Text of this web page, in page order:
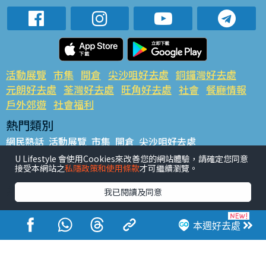
本週好去處
活動展覽 市集 開倉 尖沙咀好去處 銅鑼灣好去處
元朗好去處 荃灣好去處 旺角好去處 社會 餐廳情報
戶外郊遊 社會福利
熱門類別
網民熱話 活動展覽 市集 開倉 尖沙咀好去處
銅鑼灣好去處 元朗好去處 荃灣好去處 旺角好去處 社會
餐廳情報 戶外郊遊
熱門標籤
#UGO搵好去處 #人氣活動推介 #美食社群熱話
#親子玩樂好去處
#ULifestyle應用程式
#限時搶
#UJetso禮物放送
#ULifestyle商戶中心 #著數 #網絡熱話
U Lifestyle 會使用Cookies來改善您的網站體驗，請確定您同意
接受本網站之私隱政策和使用條款才可繼續瀏覽。
我已閱讀及同意